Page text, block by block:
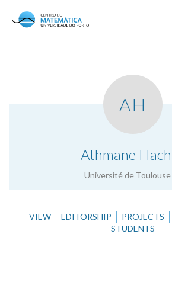
content
AH
Athmane
Université de
.
VIEW EDITORSHIP PROJECTS
STUDENTS